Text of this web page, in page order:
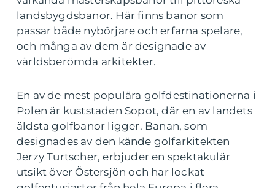
landsbygdsbanor. Här finns banor som
passar både nybörjare och erfarna spelare,
och många av dem är designade av
världsberömda arkitekter.
En av de mest populära golfdestinationerna i
Polen är kuststaden Sopot, där en av landets
äldsta golfbanor ligger. Banan, som
designades av den kände golfarkitekten
Jerzy Turtscher, erbjuder en spektakulär
utsikt över Östersjön och har lockat